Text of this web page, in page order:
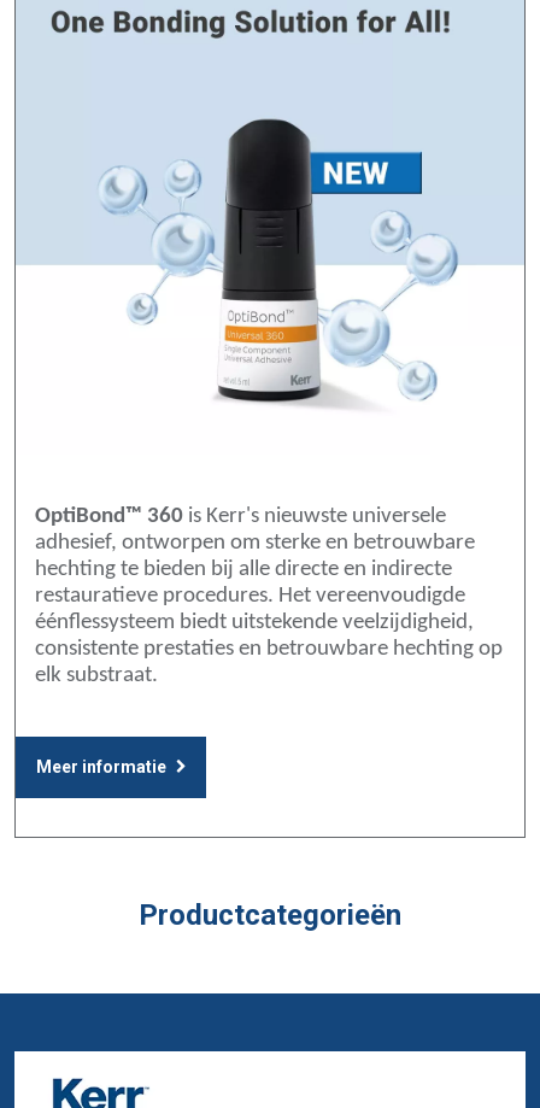
OptiBond™ 360 is Kerr's nieuwste universele
adhesief, ontworpen om sterke en betrouwbare
hechting te bieden bij alle directe en indirecte
restauratieve procedures. Het vereenvoudigde
éénflessysteem biedt uitstekende veelzijdigheid,
consistente prestaties en betrouwbare hechting op
elk substraat.
Meer informatie
Productcategorieën